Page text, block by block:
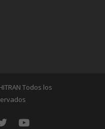
Todos los